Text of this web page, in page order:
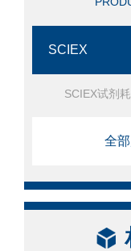
SCIEX
SCIEX试剂
全